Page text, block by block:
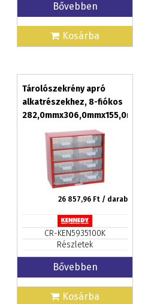
Bővebben
Kosárba
Tárolószekrény apró
alkatrészekhez, 8-fiókos
282,0mmx306,0mmx155,0mm
26 857,96 Ft / darab
CR-KEN5935100K
Részletek
Bővebben
Kosárba